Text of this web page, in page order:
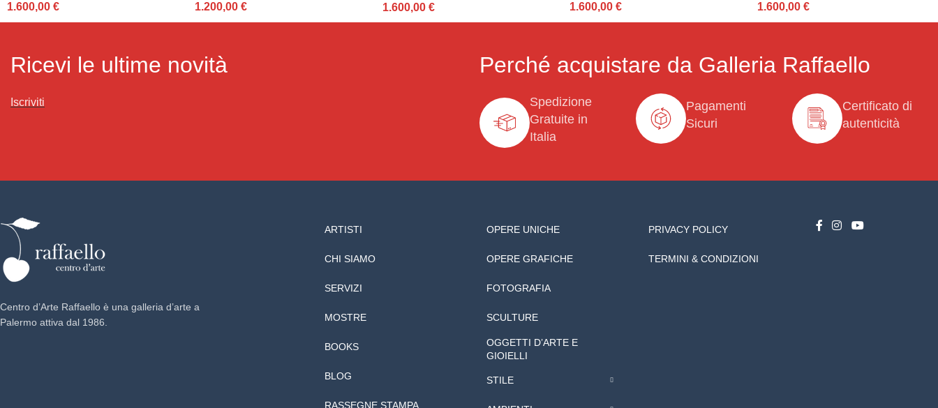
1.600,00 €
1.200,00 €
1.600,00 €
1.600,00€
1.600,00€
Ricevi le ultime novità
Iscriviti
Perché acquistare da Galleria Raffaello
Spedizione
Gratuite in
Italia
Pagamenti
Sicuri
Certificato di
autenticità
Centro d’Arte Raffaello è una galleria d’arte a
Palermo attiva dal 1986.
ARTISTI
CHI SIAMO
SERVIZI
MOSTRE
BOOKS
BLOG
RASSEGNE STAMPA
OPERE UNICHE
OPERE GRAFICHE
FOTOGRAFIA
SCULTURE
OGGETTI D’ARTE E
GIOIELLI
STILE
PRIVACY POLICY
TERMINI & CONDIZIONI